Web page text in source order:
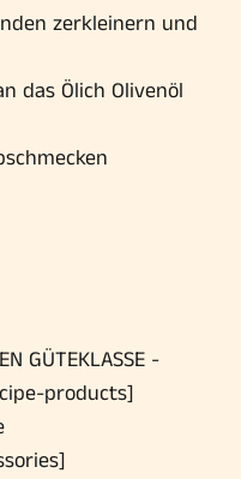
zerkleinern und
das Ölich Olivenöl
GÜTEKLASSE -
products]